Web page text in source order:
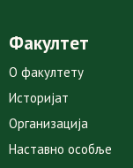
Факултет
О факултету
Историјат
Организација
Наставно особље